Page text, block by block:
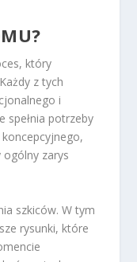
który
z tych
i
spełnia potrzeby
ogólny zarys
szkiców. W tym
rysunki, które